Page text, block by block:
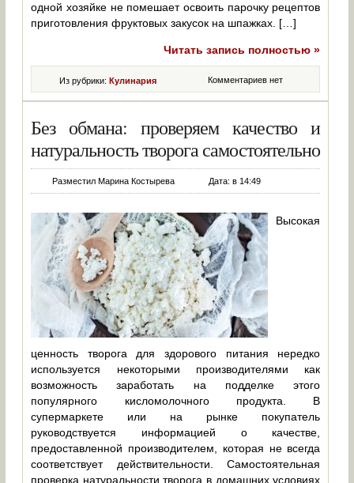
одной хозяйке не помешает освоить парочку рецептов
приготовления фруктовых закусок на шпажках. […]
Читать запись полностью »
Комментариев нет
Из рубрики:Кулинария
Без обмана: проверяем качество и
натуральность творога самостоятельно
Разместил Марина Костырева Дата: в 14:49
Высокая
ценность творога для здорового питания нередко
используется некоторыми производителями как
возможность заработать на подделке этого
популярного кисломолочного продукта. В
супермаркете или на рынке покупатель
руководствуется информацией о качестве,
предоставленной производителем, которая не всегда
соответствует действительности. Самостоятельная
проверка натуральности творога в домашних условиях